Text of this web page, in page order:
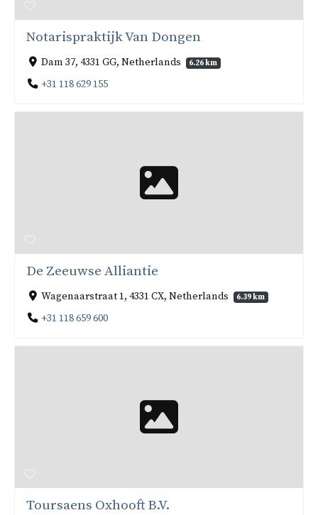
Notarispraktijk Van Dongen
Dam 37, 4331 GG, Netherlands 6.26 km
+31 118 629 155
De Zeeuwse Alliantie
Wagenaarstraat 1, 4331 CX, Netherlands 6.39 km
+31 118 659 600
Toursaens Oxhooft B.V.